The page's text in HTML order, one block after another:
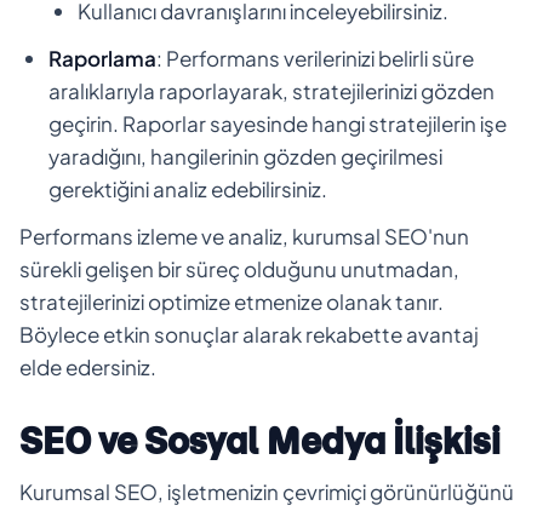
Kullanıcı davranışlarını inceleyebilirsiniz.
Raporlama: Performans verilerinizi belirli süre
aralıklarıyla raporlayarak, stratejilerinizi gözden
geçirin. Raporlar sayesinde hangi stratejilerin işe
yaradığını, hangilerinin gözden geçirilmesi
gerektiğini analiz edebilirsiniz.
Performans izleme ve analiz, kurumsal SEO'nun
sürekli gelişen bir süreç olduğunu unutmadan,
stratejilerinizi optimize etmenize olanak tanır.
Böylece etkin sonuçlar alarak rekabette avantaj
elde edersiniz.
SEO ve Sosyal Medya İlişkisi
Kurumsal SEO, işletmenizin çevrimiçi görünürlüğünü